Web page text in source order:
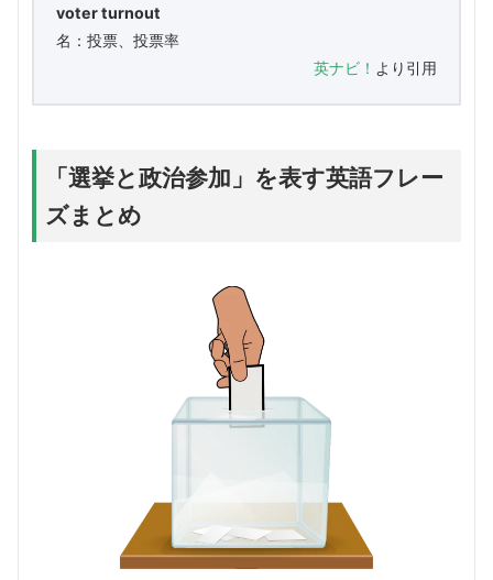
voter turnout
名：投票、投票率
英ナビ！ より引用
「選挙と政治参加」を表す英語フレー
ズまとめ